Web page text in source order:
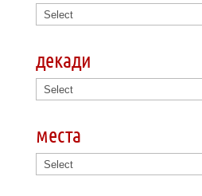
декади
места